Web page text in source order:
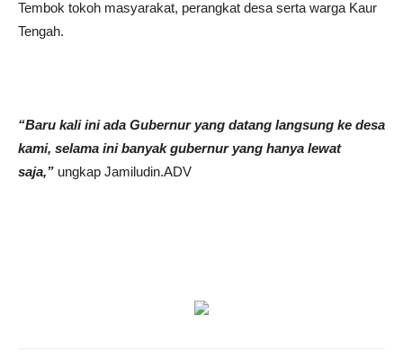
Tembok tokoh masyarakat, perangkat desa serta warga Kaur
Tengah.
“Baru kali ini ada Gubernur yang datang langsung ke desa
kami, selama ini banyak gubernur yang hanya lewat
saja,” ungkap Jamiludin.ADV